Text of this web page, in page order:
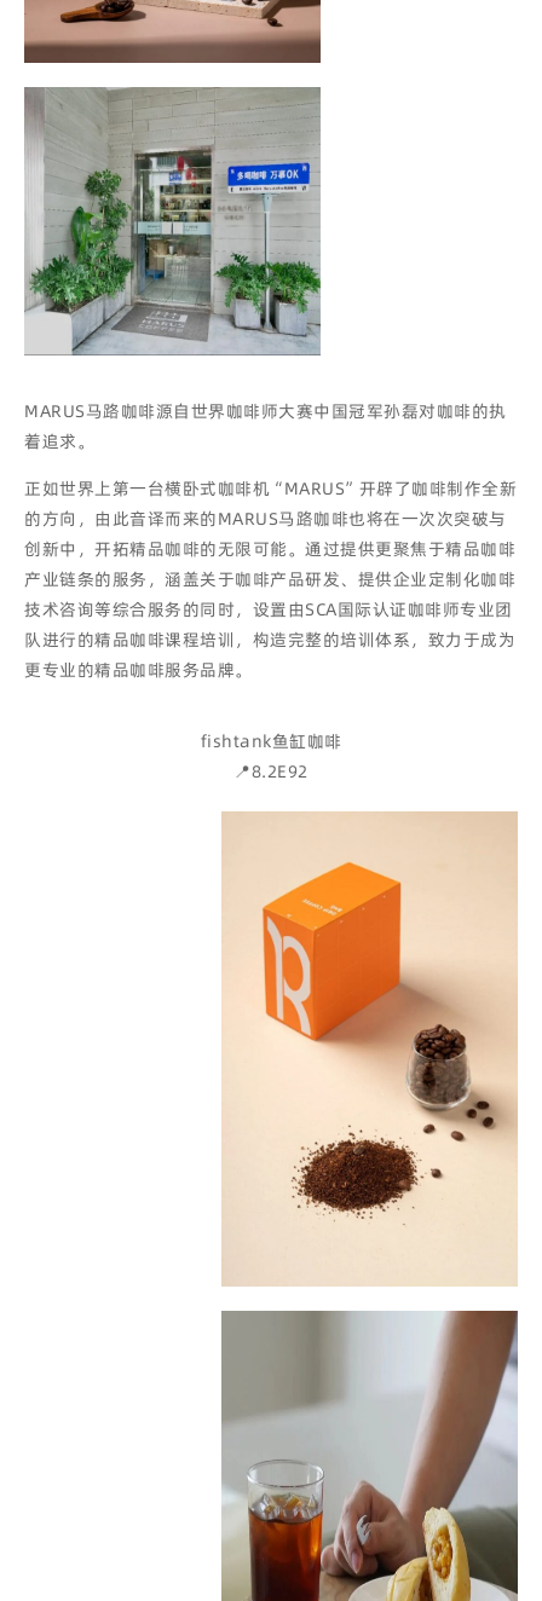
MARUS马路咖啡源自世界咖啡师大赛中国冠军孙磊对咖啡的执
着追求。
正如世界上第一台横卧式咖啡机“MARUS”开辟了咖啡制作全新
的方向，由此音译而来的MARUS马路咖啡也将在一次次突破与
创新中，开拓精品咖啡的无限可能。通过提供更聚焦于精品咖啡
产业链条的服务，涵盖关于咖啡产品研发、提供企业定制化咖啡
技术咨询等综合服务的同时，设置由SCA国际认证咖啡师专业团
队进行的精品咖啡课程培训，构造完整的培训体系，致力于成为
更专业的精品咖啡服务品牌。
fishtank鱼缸咖啡
📍8.2E92